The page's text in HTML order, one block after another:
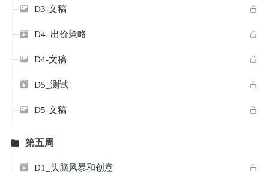

 D3-文稿

 D4_出价策略

 D4-文稿

 D5_测试

 D5-文稿
 第五周

 D1_头脑风暴和创意